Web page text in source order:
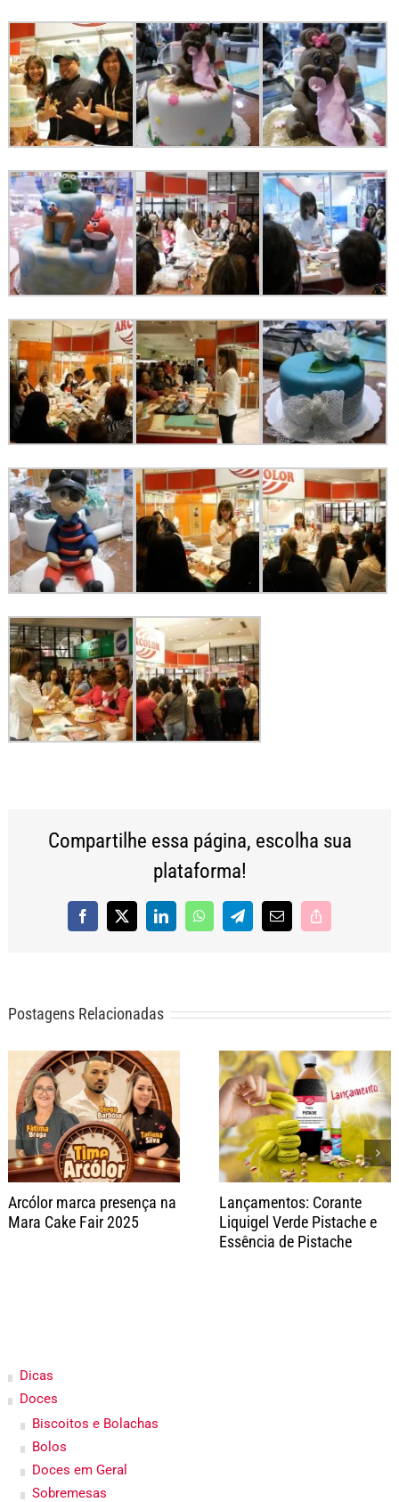
Compartilhe essa página, escolha sua
plataforma!
Facebook
X LinkedInWhatsAppTelegram
E-
Copy
Postagens Relacionadas
Arcólor marca presença na
Mara Cake Fair 2025
Lançamentos: Corante
Liquigel Verde Pistache e
Essência de Pistache
Dicas
Doces
Biscoitos e Bolachas
Bolos
Doces em Geral
Sobremesas